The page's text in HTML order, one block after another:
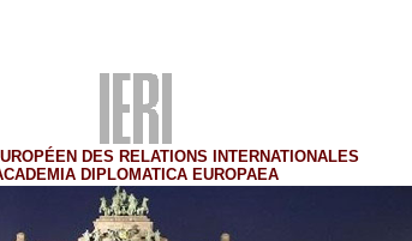
DES RELATIONS INTERNATIONALES
DIPLOMATICA EUROPAEA